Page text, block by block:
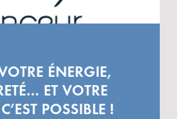
ÉNERGIE,
ET VOTRE
POSSIBLE !